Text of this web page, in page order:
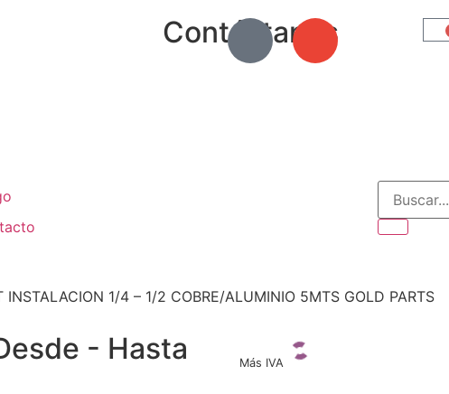
Contáctanos
INSTALACION 1/4 – 1/2 COBRE/ALUMINIO 5MTS GOLD PARTS
- Hasta Más IVA